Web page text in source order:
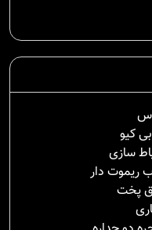
کیو
سازی
ریموت دار
پخت